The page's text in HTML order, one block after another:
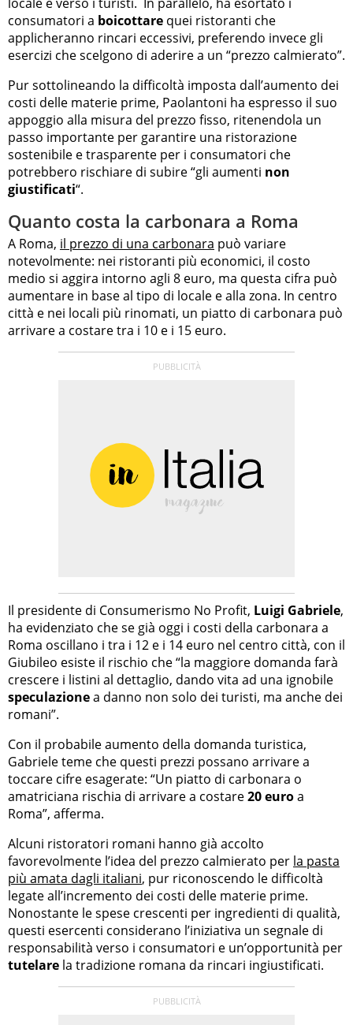
consumatori a boicottare quei ristoranti che
applicheranno rincari eccessivi, preferendo invece gli
esercizi che scelgono di aderire a un “prezzo calmierato”.
Pur sottolineando la difficoltà imposta dall’aumento dei
costi delle materie prime, Paolantoni ha espresso il suo
appoggio alla misura del prezzo fisso, ritenendola un
passo importante per garantire una ristorazione
sostenibile e trasparente per i consumatori che
potrebbero rischiare di subire “gli aumenti non
giustificati“.
Quanto costa la carbonara a Roma
A Roma, il prezzo di una carbonara può variare
notevolmente: nei ristoranti più economici, il costo
medio si aggira intorno agli 8 euro, ma questa cifra può
aumentare in base al tipo di locale e alla zona. In centro
città e nei locali più rinomati, un piatto di carbonara può
arrivare a costare tra i 10 e i 15 euro.
Il presidente di Consumerismo No Profit, Luigi Gabriele,
ha evidenziato che se già oggi i costi della carbonara a
Roma oscillano i tra i 12 e i 14 euro nel centro città, con il
Giubileo esiste il rischio che “la maggiore domanda farà
crescere i listini al dettaglio, dando vita ad una ignobile
speculazionea danno non solo dei turisti, ma anche dei
romani”.
Con il probabile aumento della domanda turistica,
Gabriele teme che questi prezzi possano arrivare a
toccare cifre esagerate: “Un piatto di carbonara o
amatriciana rischia di arrivare a costare20 euroa
Roma”, afferma.
Alcuni ristoratori romani hanno già accolto
favorevolmente l’idea del prezzo calmierato per la pasta
più amata dagli italiani, pur riconoscendo le difficoltà
legate all’incremento dei costi delle materie prime.
Nonostante le spese crescenti per ingredienti di qualità,
questi esercenti considerano l’iniziativa un segnale di
responsabilità verso i consumatori e un’opportunità per
tutelare la tradizione romana da rincari ingiustificati.